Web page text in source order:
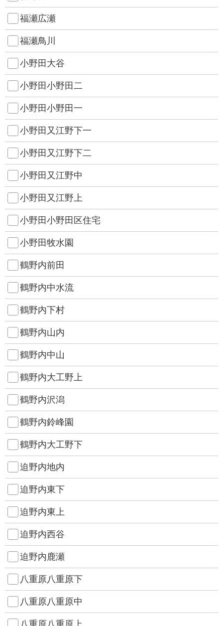
福瀬広瀬
福瀬鳥川
小野田大谷
小野田小野田二
小野田小野田一
小野田又江野下一
小野田又江野下二
小野田又江野中
小野田又江野上
小野田小野田区住宅
小野田牧水園
鶴野内前田
鶴野内中水流
鶴野内下村
鶴野内山内
鶴野内中山
鶴野内大工野上
鶴野内沢潟
鶴野内鈴峰園
鶴野内大工野下
迫野内地内
迫野内東下
迫野内東上
迫野内西谷
迫野内鹿瀬
八重原八重原下
八重原八重原中
八重原八重原上